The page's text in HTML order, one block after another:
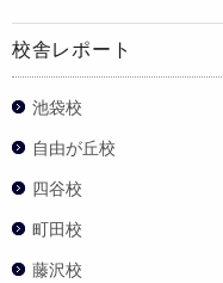
校舎レポート
池袋校
自由が丘校
四谷校
町田校
藤沢校